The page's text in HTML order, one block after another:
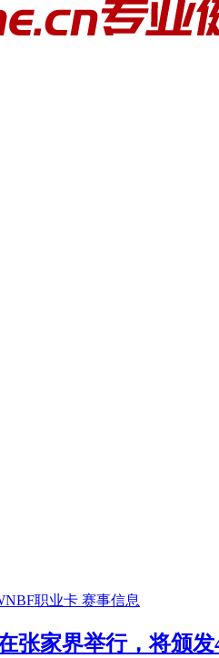
赛事信息
张家界举行，将颁